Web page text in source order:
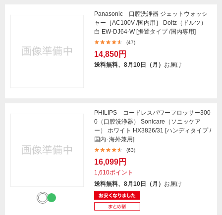
Panasonic 口腔洗浄器 ジェットウォッシ
ャー［AC100V /国内用］ Doltz（ドルツ）
白 EW-DJ64-W [据置タイプ /国内専用]
(47)
14,850円
送料無料、8月10日（月） お届け
PHILIPS コードレスパワーフロッサー300
0（口腔洗浄器） Sonicare（ソニッケア
ー） ホワイト HX3826/31 [ハンディタイプ /
国内･海外兼用]
(63)
16,099円
1,610ポイント
送料無料、8月10日（月） お届け